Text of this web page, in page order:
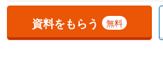
資料をもらう 無料